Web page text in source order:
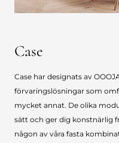
Case
Case har designats av
förvaringslösningar som
mycket annat. De olika
sätt och ger dig konstnärlig
någon av våra fasta